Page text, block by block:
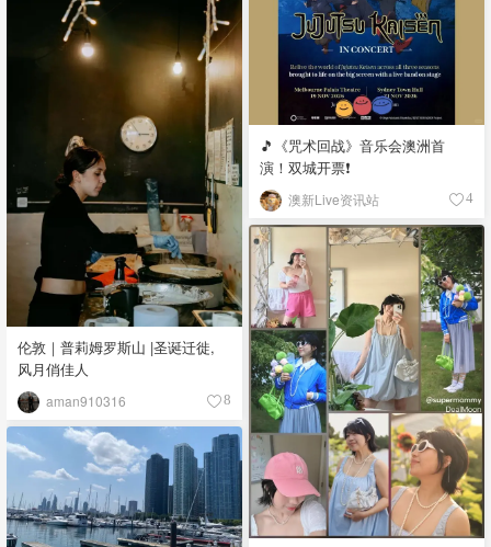
🎵《咒术回战》音乐会澳洲首
演！双城开票❗️
澳新Live资讯站 4
伦敦｜普莉姆罗斯山 |圣诞迁徙,
风月俏佳人
aman910316 8